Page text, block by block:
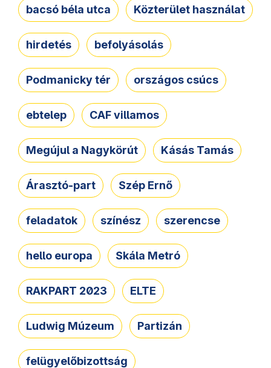
bacsó béla utca Közterület használat
hirdetés befolyásolás
Podmanicky tér országos csúcs
ebtelep CAF villamos
Megújul a Nagykörút Kásás Tamás
Árasztó-part Szép Ernő
feladatok színész szerencse
hello europa Skála Metró
RAKPART 2023 ELTE
Ludwig Múzeum Partizán
felügyelőbizottság